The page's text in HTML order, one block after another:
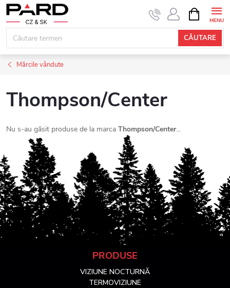
Treci
conținut
CĂUTARE
COŞ
DE
Mărcile vândute
Thompson/Center
Nu s-au găsit produse de la marca Thompson/Center...
PRODUSE
VIZIUNE NOCTURNĂ
TERMOVIZIUNE